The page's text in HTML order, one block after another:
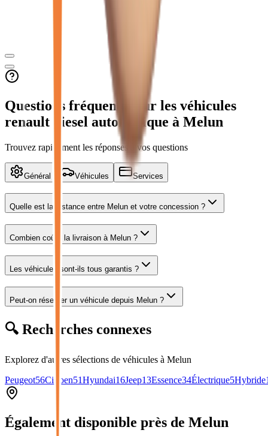
Questions fréquentes sur les véhicules
renault diesel automatique à Melun
Trouvez rapidement les réponses à vos questions
Général Véhicules Services
Quelle est la distance entre Melun et votre concession ?
Combien coûte la livraison à Melun ?
Les véhicules sont-ils tous garantis ?
Peut-on réserver un véhicule depuis Melun ?
🔍 Recherches connexes
Explorez d'autres sélections de véhicules à Melun
Peugeot56Citroen51Hyundai16Jeep13Essence34Électrique5Hybride
Également disponible près de Melun